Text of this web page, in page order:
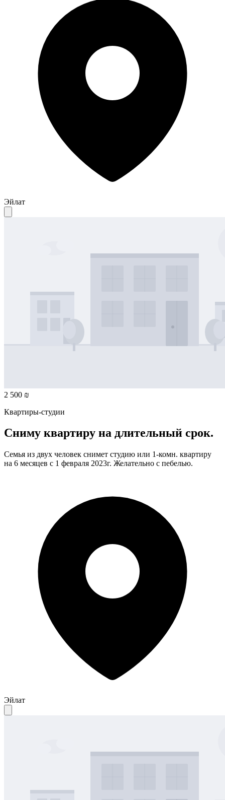
Эйлат
2 500 ₪
Квартиры-студии
Сниму квартиру на длительный срок.
Семья из двух человек снимет студию или 1-комн. квартиру
на 6 месяцев с 1 февраля 2023г. Желательно с пебелью.
Эйлат